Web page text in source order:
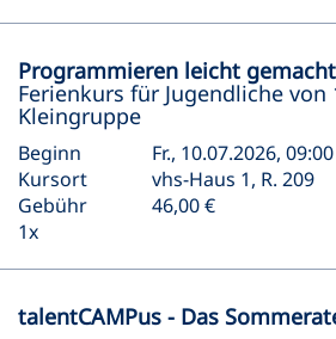
Programmieren leicht
Ferienkurs für Jugendliche von
Kleingruppe
Beginn
Fr., 10.07.2026,
Kursort
vhs-Haus 1, R. 209
Gebühr
46,00 €
1x
talentCAMPus - Das